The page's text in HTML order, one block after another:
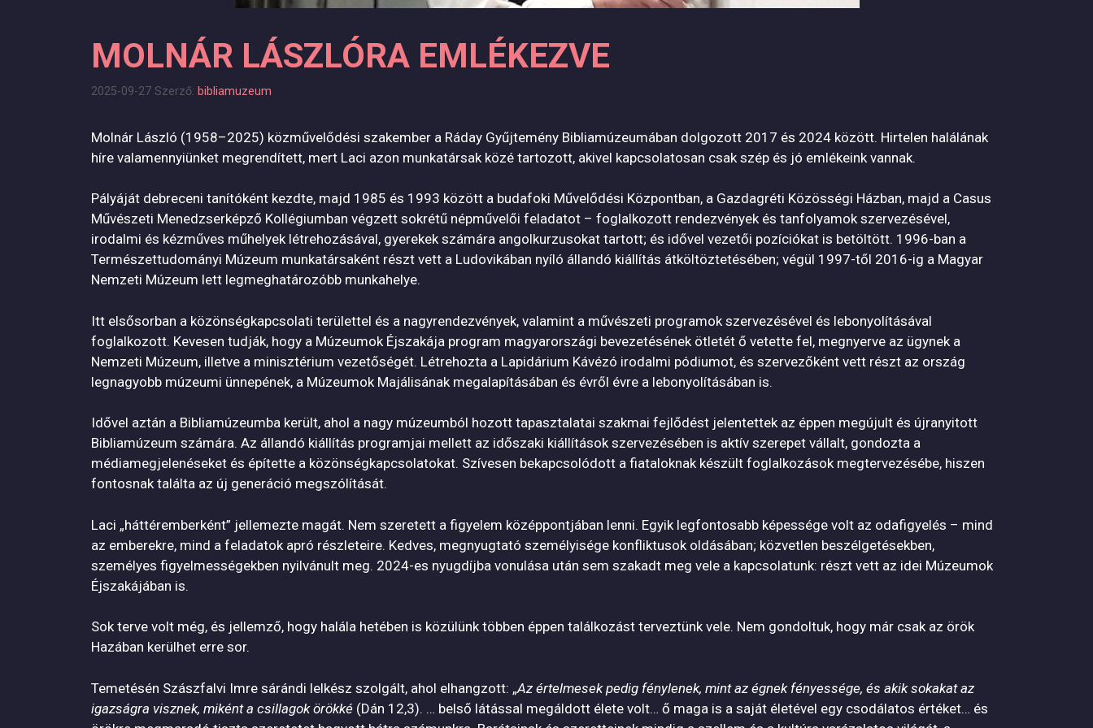
MOLNÁR LÁSZLÓRA EMLÉKEZVE
2025-09-27 Szerző: bibliamuzeum
Molnár László (1958–2025) közművelődési szakember a Ráday Gyűjtemény Bibliamúzeumában dolgozott 2017 és 2024 között. Hirtelen halálának
híre valamennyiünket megrendített, mert Laci azon munkatársak közé tartozott, akivel kapcsolatosan csak szép és jó emlékeink vannak.
Pályáját debreceni tanítóként kezdte, majd 1985 és 1993 között a budafoki Művelődési Központban, a Gazdagréti Közösségi Házban, majd a Casus
Művészeti Menedzserképző Kollégiumban végzett sokrétű népművelői feladatot – foglalkozott rendezvények és tanfolyamok szervezésével,
irodalmi és kézműves műhelyek létrehozásával, gyerekek számára angolkurzusokat tartott; és idővel vezetői pozíciókat is betöltött. 1996-ban a
Természettudományi Múzeum munkatársaként részt vett a Ludovikában nyíló állandó kiállítás átköltöztetésében; végül 1997-től 2016-ig a Magyar
Nemzeti Múzeum lett legmeghatározóbb munkahelye.
Itt elsősorban a közönségkapcsolati területtel és a nagyrendezvények, valamint a művészeti programok szervezésével és lebonyolításával
foglalkozott. Kevesen tudják, hogy a Múzeumok Éjszakája program magyarországi bevezetésének ötletét ő vetette fel, megnyerve az ügynek a
Nemzeti Múzeum, illetve a minisztérium vezetőségét. Létrehozta a Lapidárium Kávézó irodalmi pódiumot, és szervezőként vett részt az ország
legnagyobb múzeumi ünnepének, a Múzeumok Majálisának megalapításában és évről évre a lebonyolításában is.
Idővel aztán a Bibliamúzeumba került, ahol a nagy múzeumból hozott tapasztalatai szakmai fejlődést jelentettek az éppen megújult és újranyitott
Bibliamúzeum számára. Az állandó kiállítás programjai mellett az időszaki kiállítások szervezésében is aktív szerepet vállalt, gondozta a
médiamegjelenéseket és építette a közönségkapcsolatokat. Szívesen bekapcsolódott a fiataloknak készült foglalkozások megtervezésébe, hiszen
fontosnak találta az új generáció megszólítását.
Laci „háttéremberként” jellemezte magát. Nem szeretett a figyelem középpontjában lenni. Egyik legfontosabb képessége volt az odafigyelés – mind
az emberekre, mind a feladatok apró részleteire. Kedves, megnyugtató személyisége konfliktusok oldásában; közvetlen beszélgetésekben,
személyes figyelmességekben nyilvánult meg. 2024-es nyugdíjba vonulása után sem szakadt meg vele a kapcsolatunk: részt vett az idei Múzeumok
Éjszakájában is.
Sok terve volt még, és jellemző, hogy halála hetében is közülünk többen éppen találkozást terveztünk vele. Nem gondoltuk, hogy már csak az örök
Hazában kerülhet erre sor.
Temetésén Szászfalvi Imre sárándi lelkész szolgált, ahol elhangzott: „Az értelmesek pedig fénylenek, mint az égnek fényessége, és akik sokakat az
igazságra visznek, miként a csillagok örökké (Dán 12,3). … belső látással megáldott élete volt… ő maga is a saját életével egy csodálatos értéket… és